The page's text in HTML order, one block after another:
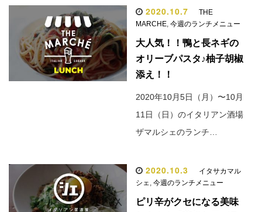
2020.10.7
THE
MARCHE, 今週のランチメニュー
大人気！！鴨と長ネギの
オリーブパスタ♪柚子胡椒
添え！！
2020年10月5日（月）〜10月
11日（日）のイタリアン酒場
ザマルシェのランチ…
2020.10.3
イタサカマル
シェ, 今週のランチメニュー
ピリ辛がクセになる美味